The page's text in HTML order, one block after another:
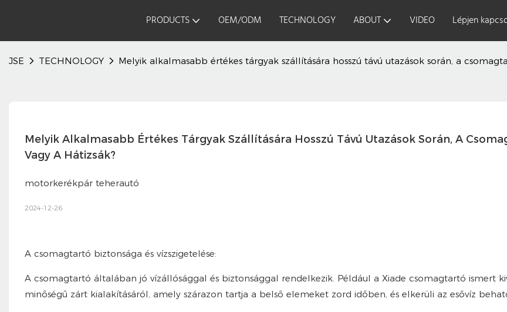
PRODUCTS OEM/ODM TECHNOLOGY ABOUT VIDEO Lépjen
JSE TECHNOLOGY Melyik alkalmasabb értékes tárgyak szállítására hosszú távú utazások során, a
Melyik Alkalmasabb Értékes Tárgyak Szállítására Hosszú Távú Utazások Során, A
Vagy A Hátizsák?
motorkerékpár teherautó
2024-12-26
A csomagtartó biztonsága és vízszigetelése:
A csomagtartó általában jó vízállósággal és biztonsággal rendelkezik. Például a Xiade csomagtartó ismert
minőségű zárt kialakításáról, amely szárazon tartja a belső elemeket zord időben, és elkerüli az esővíz